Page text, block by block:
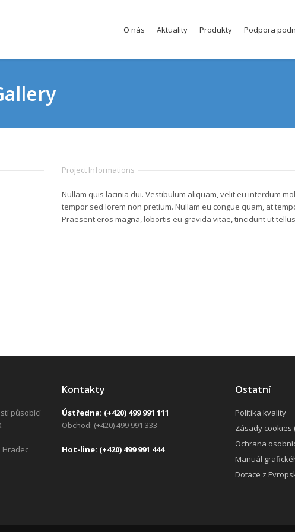
O nás Aktuality Produkty Podpora
Project Informations
Nullam quis lacinia dui. Vestibulum aliquam, velit eu interdum
tempor sed lorem non pretium. Nullam eu congue quam, at
Praesent eros magna, lobortis eu gravida vitae, tincidunt ut
působící
Hradec
Kontakty
Ústředna: (+420) 499 991 111
Obchod: (+420) 499 991 333
Hot-line: (+420) 499 991 444
Ostatní
Politika kvality
Zásady cookies
Ochrana
Manuál
Dotace z